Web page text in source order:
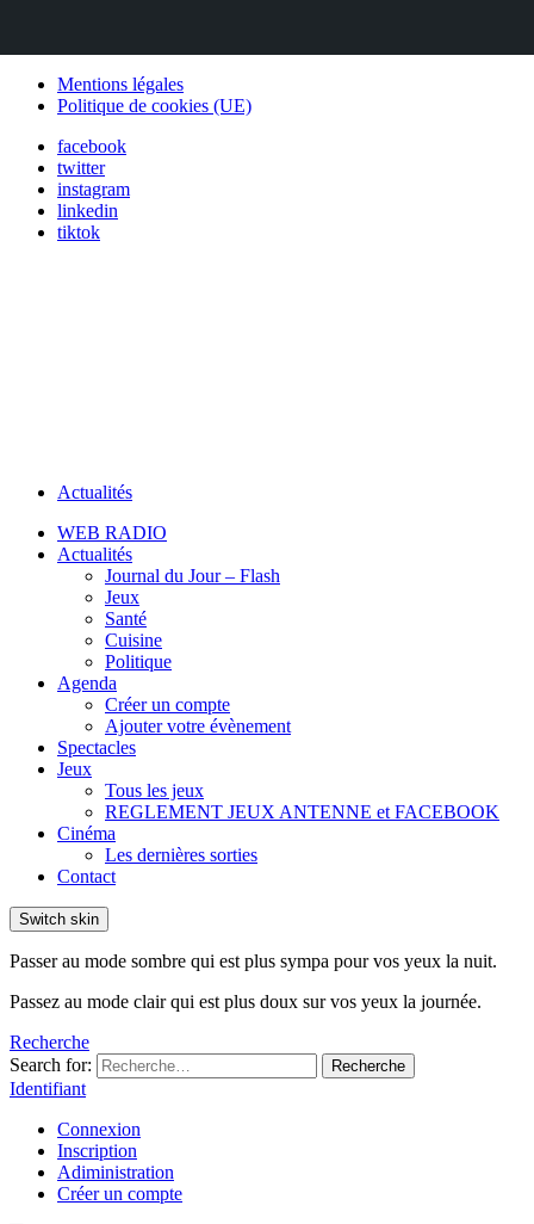
Mentions légales
Politique de cookies (UE)
facebook
twitter
instagram
linkedin
tiktok
Actualités
WEB RADIO
Actualités
Journal du Jour – Flash
Jeux
Santé
Cuisine
Politique
Agenda
Créer un compte
Ajouter votre évènement
Spectacles
Jeux
Tous les jeux
REGLEMENT JEUX ANTENNE et FACEBOOK
Cinéma
Les dernières sorties
Contact
Switch skin
Passer au mode sombre qui est plus sympa pour vos yeux la nuit.
Passez au mode clair qui est plus doux sur vos yeux la journée.
Recherche
Search for:
Recherche
Identifiant
Connexion
Inscription
Adiministration
Créer un compte